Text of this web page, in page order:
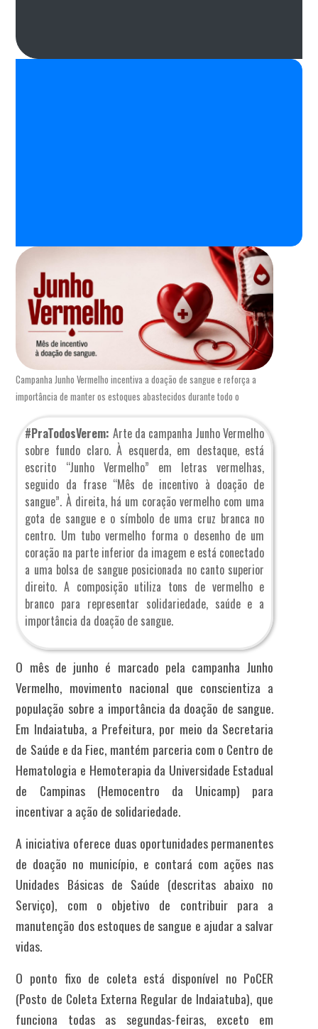
Campanha Junho Vermelho incentiva a doação de sangue e reforça a
importância de manter os estoques abastecidos durante todo o
#PraTodosVerem: Arte da campanha Junho Vermelho
sobre fundo claro. À esquerda, em destaque, está
escrito “Junho Vermelho” em letras vermelhas,
seguido da frase “Mês de incentivo à doação de
sangue”. À direita, há um coração vermelho com uma
gota de sangue e o símbolo de uma cruz branca no
centro. Um tubo vermelho forma o desenho de um
coração na parte inferior da imagem e está conectado
a uma bolsa de sangue posicionada no canto superior
direito. A composição utiliza tons de vermelho e
branco para representar solidariedade, saúde e a
importância da doação de sangue.
O mês de junho é marcado pela campanha Junho
Vermelho, movimento nacional que conscientiza a
população sobre a importância da doação de sangue.
Em Indaiatuba, a Prefeitura, por meio da Secretaria
de Saúde e da Fiec, mantém parceria com o Centro de
Hematologia e Hemoterapia da Universidade Estadual
de Campinas (Hemocentro da Unicamp) para
incentivar a ação de solidariedade.
A iniciativa oferece duas oportunidades permanentes
de doação no município, e contará com ações nas
Unidades Básicas de Saúde (descritas abaixo no
Serviço), com o objetivo de contribuir para a
manutenção dos estoques de sangue e ajudar a salvar
vidas.
O ponto fixo de coleta está disponível no PoCER
(Posto de Coleta Externa Regular de Indaiatuba), que
funciona todas as segundas-feiras, exceto em